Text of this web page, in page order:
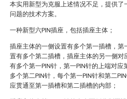
本实用新型为克服上述情况不足，提供了
问题的技术方案。
一种新型六PIN插座，包括插座主体；
插座主体的一侧设置有多个第一插槽，第
置有多个第二插槽，插座主体的另一侧对
有多个第一PIN针，第一PIN针的上端对应
多个第二PIN针，每个第一PIN针和第二
应贯通至第一插槽和第二插槽的内部；